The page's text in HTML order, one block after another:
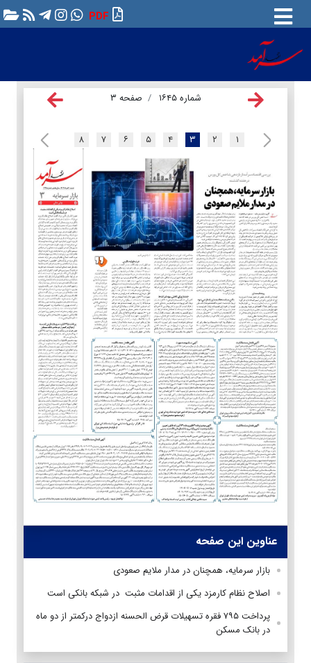
PDF
شماره ۱۶۴۵ صفحه ۳
۱ ۲ ۳ ۴ ۵ ۶ ۷ ۸
عناوین این صفحه
بازار سرمایه، همچنان در مدار ملایم صعودی
اصلاح نظام کارمزد یکی از اقدامات مثبت در شبکه بانکی است
پرداخت ۷۹۵ فقره تسهیلات قرض الحسنه ازدواج درکمتر از دو ماه
در بانک مسکن